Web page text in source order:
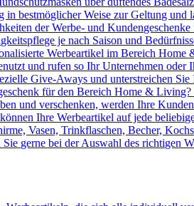
bestmöglicher Weise zur Geltung und
der Werbe- und
je nach Saison und
Werbeartikel im Bereich
und rufen so Ihr Unternehmen
Give-Aways und unterstreichen
für den Bereich Home &
und verschenken, werden Ihre
Ihre Werbeartikel auf jede
Vasen, Trinkflaschen, Becher,
gerne bei der Auswahl des richtigen